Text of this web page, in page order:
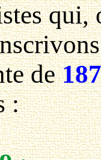
qui,
de
: